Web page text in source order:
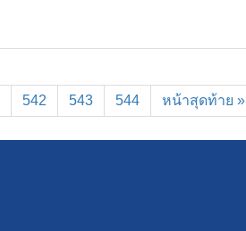
542 543 544 หน้าสุดท้าย »